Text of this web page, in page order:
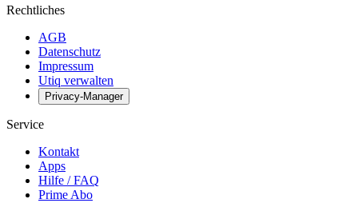
Rechtliches
AGB
Datenschutz
Impressum
Utiq verwalten
Privacy-Manager
Service
Kontakt
Apps
Hilfe / FAQ
Prime Abo